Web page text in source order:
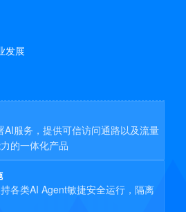
发展
AI服务，提供可信访问通路以及流量
的一体化产品
各类AI Agent敏捷安全运行，隔离